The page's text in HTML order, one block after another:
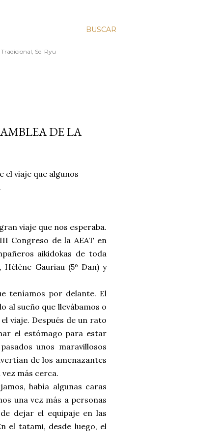
BUSCAR
Sei Ryu
DE LA
el viaje que algunos
viaje que nos esperaba.
Congreso de la AEAT en
aikidokas de toda
Gauriau (5º Dan) y
teníamos por delante. El
al sueño que llevábamos o
viaje. Después de un rato
el estómago para estar
unos maravillosos
de los amenazantes
más cerca.
había algunas caras
una vez más a personas
dejar el equipaje en las
el tatami, desde luego, el